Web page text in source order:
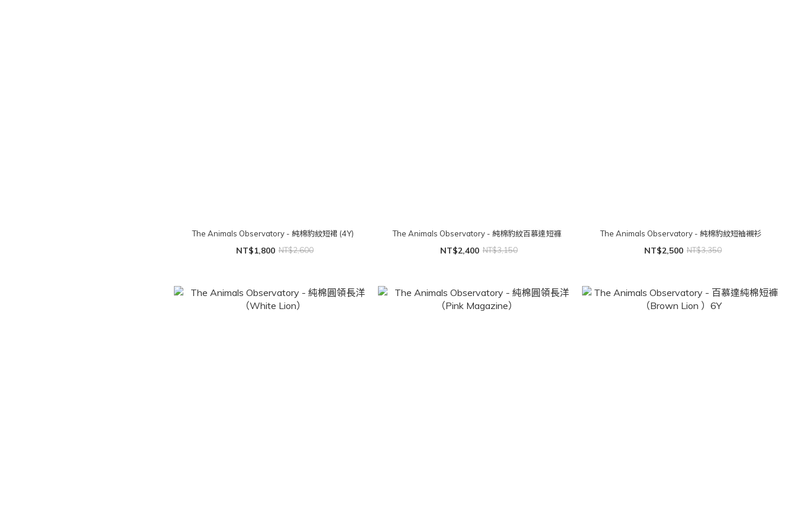
The Animals Observatory - 純棉豹紋短裙 (4Y)
NT$1,800 NT$2,600
The Animals Observatory - 純棉豹紋百慕達短褲
NT$2,400 NT$3,150
The Animals Observatory - 純棉豹紋短袖襯衫
NT$2,500 NT$3,350